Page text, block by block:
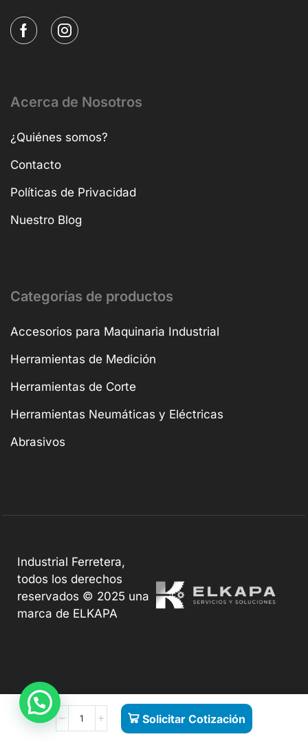
Solicitar Cotización
Acerca de Nosotros
¿Quiénes somos?
Contacto
Políticas de Privacidad
Nuestro Blog
Categorías de productos
Accesorios para Maquinaria Industrial
Herramientas de Medición
Herramientas de Corte
Herramientas Neumáticas y Eléctricas
Abrasivos
Industrial Ferretera,
todos los derechos
reservados © 2025 una
marca de ELKAPA